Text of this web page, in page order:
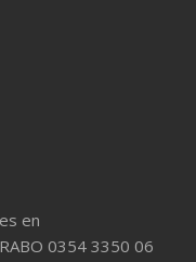
en
0354 3350 06